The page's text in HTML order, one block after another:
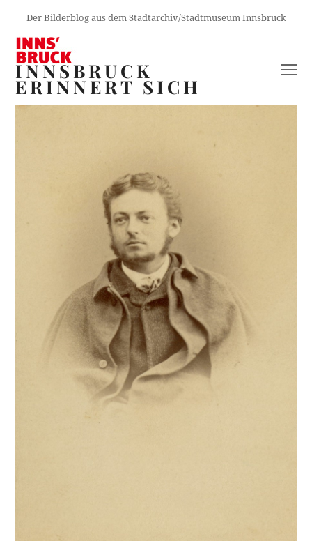
Der Bilderblog aus dem Stadtarchiv/Stadtmuseum Innsbruck
INNSBRUCK
ERINNERT SICH